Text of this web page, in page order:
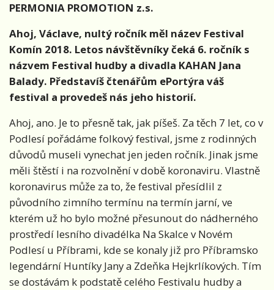
PERMONIA PROMOTION z.s.
Ahoj, Václave, nultý ročník měl název Festival
Komín 2018. Letos návštěvníky čeká 6. ročník s
názvem Festival hudby a divadla KAHAN Jana
Balady. Představíš čtenářům ePortýra váš
festival a provedeš nás jeho historií.
Ahoj, ano. Je to přesně tak, jak píšeš. Za těch 7 let, co v
Podlesí pořádáme folkový festival, jsme z rodinných
důvodů museli vynechat jen jeden ročník. Jinak jsme
měli štěstí i na rozvolnění v době koronaviru. Vlastně
koronavirus může za to, že festival přesídlil z
původního zimního termínu na termín jarní, ve
kterém už ho bylo možné přesunout do nádherného
prostředí lesního divadélka Na Skalce v Novém
Podlesí u Příbrami, kde se konaly již pro Příbramsko
legendární Huntíky Jany a Zdeňka Hejkrlíkových. Tím
se dostávám k podstatě celého Festivalu hudby a